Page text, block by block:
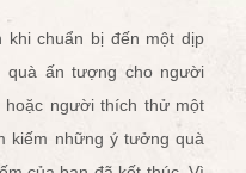
khi chuẩn bị đến một dịp
quà ấn tượng cho người
người thích thử một
kiếm những ý tưởng quà